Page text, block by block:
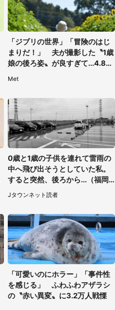
「ジブリの世界」「冒険のはじ
まりだ！」 夫が撮影した〝1歳
娘の後ろ姿〟が良すぎて...4.8万
Met
0歳と1歳の子供を連れて雷雨の
中へ飛び出そうとしていた私。
すると突然、後ろから...（福岡
県・30代女性）
Jタウンネット読者
「可愛いのにホラー」「事件性
を感じる」 ふわふわアザラシ
の〝赤い異変〟に3.2万人戦慄